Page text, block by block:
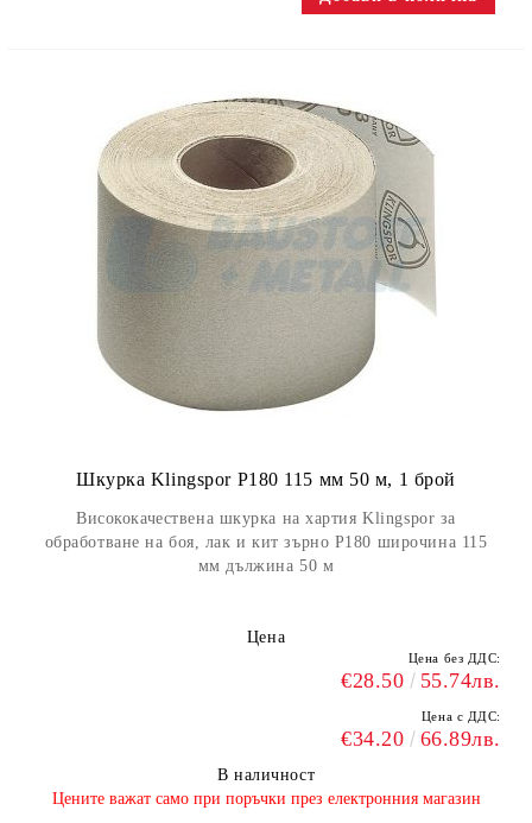
Шкурка Klingspor P180 115 мм 50 м, 1 брой
Висококачествена шкурка на хартия Klingspor за
обработване на боя, лак и кит зърно Р180 широчина 115
мм дължина 50 м
Цена
Цена без ДДС:
€28.50 55.74лв.
Цена с ДДС:
€34.20 66.89лв.
В наличност
​Цените важат само при поръчки през електронния магазин